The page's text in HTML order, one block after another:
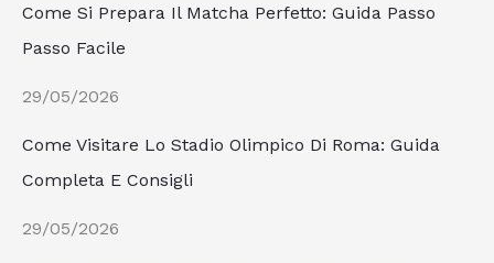
Come Si Prepara Il Matcha Perfetto: Guida Passo
Passo Facile
29/05/2026
Come Visitare Lo Stadio Olimpico Di Roma: Guida
Completa E Consigli
29/05/2026